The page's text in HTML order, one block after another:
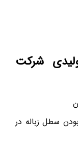
شرکت
سطل زباله در